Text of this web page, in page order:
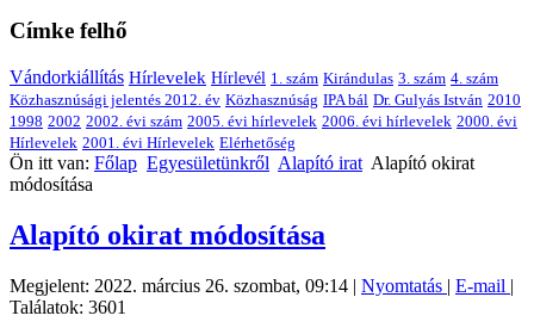
Címke felhő
Vándorkiállítás Hírlevelek Hírlevél 1. szám Kirándulas 3. szám 4. szám
Közhasznúsági jelentés 2012. év Közhasznúság IPA bál Dr. Gulyás István 2010
1998 2002 2002. évi szám 2005. évi hírlevelek 2006. évi hírlevelek 2000. évi
Hírlevelek 2001. évi Hírlevelek Elérhetőség
Ön itt van: Főlap Egyesületünkről Alapító irat Alapító okirat
módosítása
Alapító okirat módosítása
Megjelent: 2022. március 26. szombat, 09:14 | Nyomtatás | E-mail |
Találatok: 3601